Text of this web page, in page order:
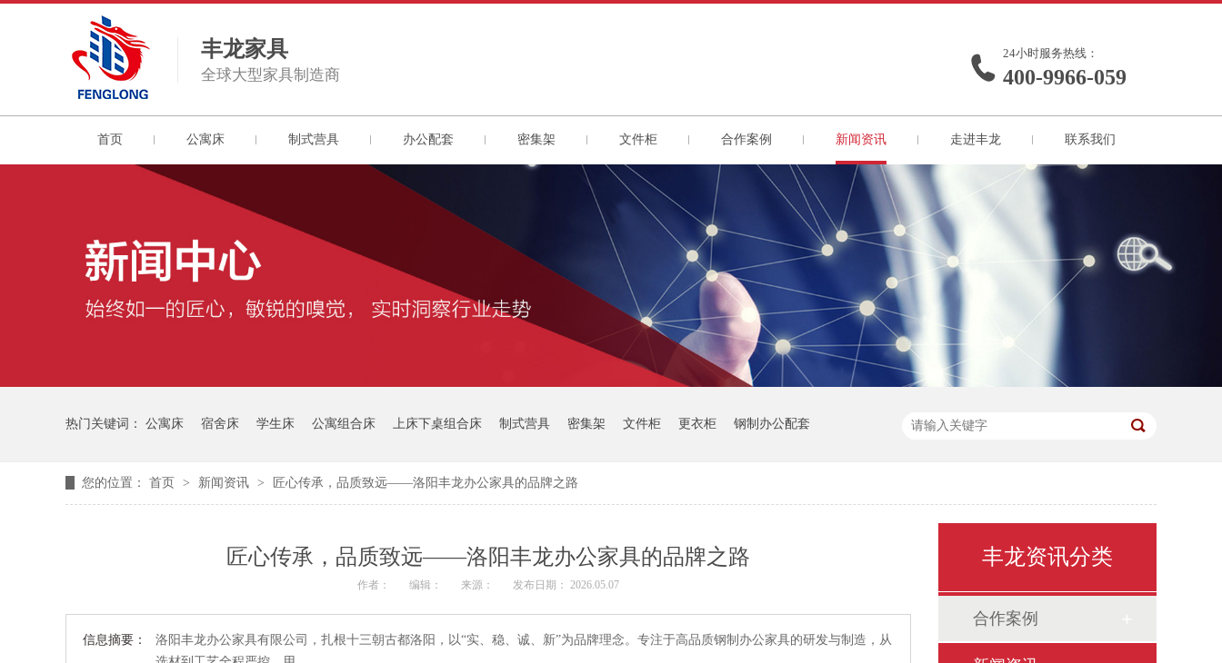
丰龙家具
全球大型家具制造商
24小时服务热线：
400-9966-059
首页 公寓床 制式营具 办公配套 密集架 文件柜 合作案例 新闻资讯 走进丰龙 联系我们
热门关键词： 公寓床 宿舍床 学生床 公寓组合床 上床下桌组合床 制式营具 密集架 文件柜 更衣柜 钢制办公配套
您的位置： 首页 > 新闻资讯 > 匠心传承，品质致远——洛阳丰龙办公家具的品牌之路
匠心传承，品质致远——洛阳丰龙办公家具的品牌之路
作者： 编辑： 来源： 发布日期： 2026.05.07
信息摘要：
洛阳丰龙办公家具有限公司，扎根十三朝古都洛阳，以“实、稳、诚、新”为品牌理念。专注于高品质钢制办公家具的研发与制造，从
丰龙资讯分类
合作案例